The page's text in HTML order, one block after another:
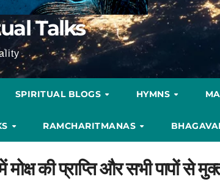
Talks
SPIRITUAL BLOGS HYMNS
RAMCHARITMANAS
की प्राप्ति और सभी पापों से